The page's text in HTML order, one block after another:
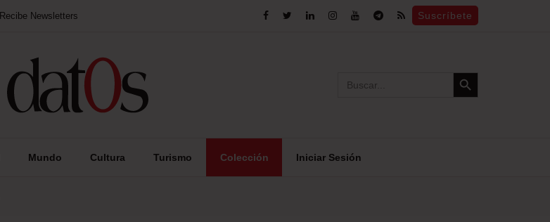
Recibe Newsletters Suscríbete
for:
Search Button
Mundo Cultura Turismo Colección Iniciar Sesión